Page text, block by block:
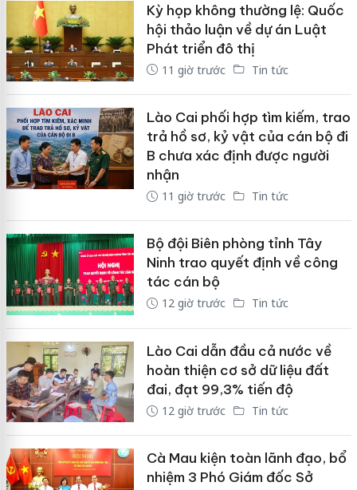
Kỳ họp không thường lệ: Quốc
hội thảo luận về dự án Luật
Phát triển đô thị
11 giờ trước Tin tức
Lào Cai phối hợp tìm kiếm, trao
trả hồ sơ, kỷ vật của cán bộ đi
B chưa xác định được người
nhận
11 giờ trước Tin tức
Bộ đội Biên phòng tỉnh Tây
Ninh trao quyết định về công
tác cán bộ
12 giờ trước Tin tức
Lào Cai dẫn đầu cả nước về
hoàn thiện cơ sở dữ liệu đất
đai, đạt 99,3% tiến độ
12 giờ trước Tin tức
Cà Mau kiện toàn lãnh đạo, bổ
nhiệm 3 Phó Giám đốc Sở